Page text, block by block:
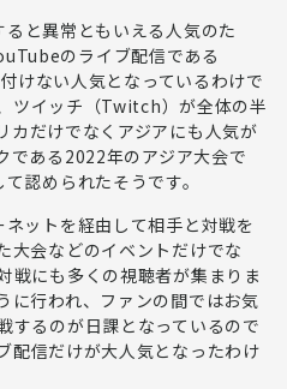
と異常ともいえる人気のた
のライブ配信である
けない人気となっているわけで
ツイッチ（Twitch）が全体の半
カだけでなくアジアにも人気が
である 2022年のアジア大会で
認められたそうです。
ットを経由して相手と対戦を
大会などのイベントだけでな
戦にも多くの視聴者が集まりま
行われ、 ファンの間ではお気
するのが日課となっているので
配信だけが大人気となったわけ